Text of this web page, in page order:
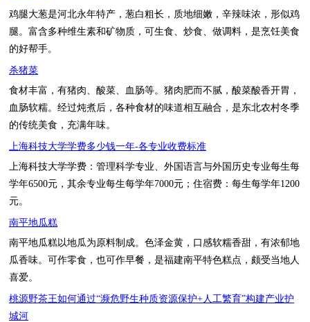
鸡腿大葱是河北永年特产，葱白粗长，质地细嫩，辛辣味浓，形似鸡
腿。富含多种维生素和矿物质，可生食、炒食、做调料，是烹饪美食
的好帮手。
杀猪菜
食材丰富，有猪肉、酸菜、血肠等。猪肉肥而不腻，酸菜酸香开胃，
血肠软糯。经过炖煮后，各种食材的味道相互融合，是东北农村冬季
的传统美食，充满年味。
上海科技大学学费多少钱一年-各专业收费标准
上海科技大学学费：管理科学专业、外国语言与外国历史专业每生每
学年6500元，其余专业每生每学年7000元；住宿费：每生每学年1200
元。
南平地瓜糕
南平地瓜糕以地瓜为原料制成。色泽金黄，口感软糯香甜，有浓郁地
瓜香味。可作零食，也可作早餐，是福建南平特色糕点，颇受当地人
喜爱。
桃源野茶王如何通过“濒危野生种质资源保护+人工繁育”构建产业护
城河